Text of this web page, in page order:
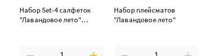
Набор Set-4 салфеток
"Лавандовое лето"
Набор плейсматов
"Лавандовое лето"